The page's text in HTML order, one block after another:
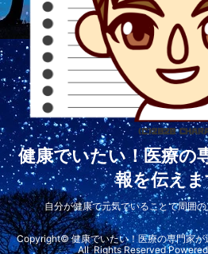
健康でいたい！医療の
報を伝え
自分が健康で元気でいることで周囲
Copyright© 健康でいたい！医療の専門家が
All Rights Reserved